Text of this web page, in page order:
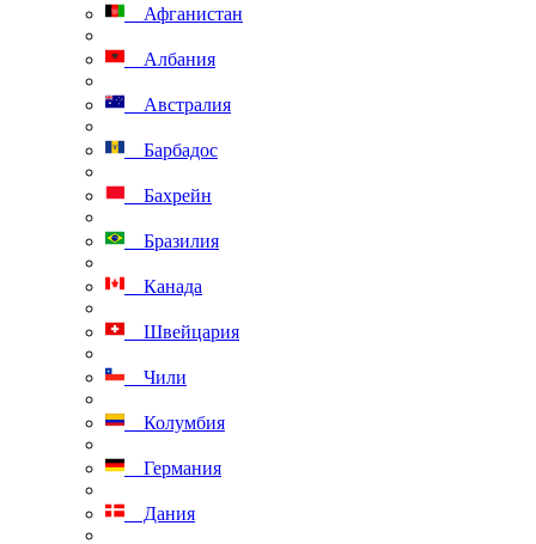
Афганистан
Албания
Австралия
Барбадос
Бахрейн
Бразилия
Канада
Швейцария
Чили
Колумбия
Германия
Дания